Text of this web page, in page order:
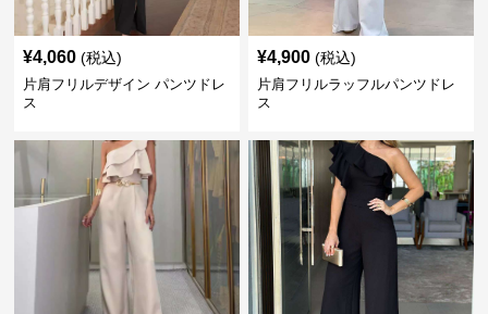
¥4,060 (税込)
片肩フリルデザイン パンツドレ
ス
¥4,900 (税込)
片肩フリルラッフルパンツドレ
ス